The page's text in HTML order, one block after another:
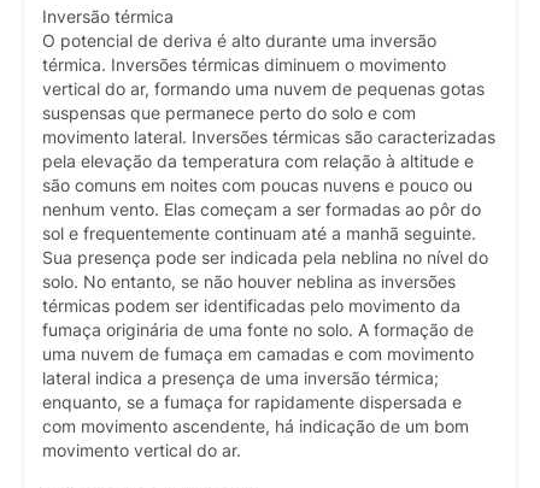
Inversão térmica
O potencial de deriva é alto durante uma inversão
térmica. Inversões térmicas diminuem o movimento
vertical do ar, formando uma nuvem de pequenas gotas
suspensas que permanece perto do solo e com
movimento lateral. Inversões térmicas são caracterizadas
pela elevação da temperatura com relação à altitude e
são comuns em noites com poucas nuvens e pouco ou
nenhum vento. Elas começam a ser formadas ao pôr do
sol e frequentemente continuam até a manhã seguinte.
Sua presença pode ser indicada pela neblina no nível do
solo. No entanto, se não houver neblina as inversões
térmicas podem ser identificadas pelo movimento da
fumaça originária de uma fonte no solo. A formação de
uma nuvem de fumaça em camadas e com movimento
lateral indica a presença de uma inversão térmica;
enquanto, se a fumaça for rapidamente dispersada e
com movimento ascendente, há indicação de um bom
movimento vertical do ar.